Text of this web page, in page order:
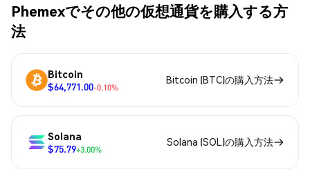
Phemexでその他の仮想通貨を購入する方
法
Bitcoin
$64,771.00-0.10%
Bitcoin (BTC)の購入方法
Solana
$75.79+3.00%
Solana (SOL)の購入方法